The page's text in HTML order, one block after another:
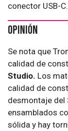
conector USB-C.
Opinión
Se nota que
calidad de
Studio. Los
calidad de
desmontaje del
ensamblados
sólida y hay